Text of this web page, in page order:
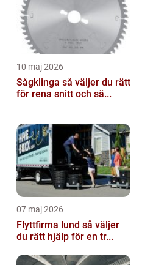
10 maj 2026
Sågklinga så väljer du rätt
för rena snitt och sä...
07 maj 2026
Flyttfirma lund så väljer
du rätt hjälp för en tr...